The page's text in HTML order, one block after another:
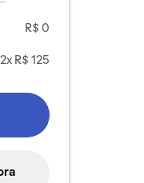
R$ 0
R$ 125